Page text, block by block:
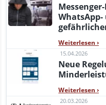
WhatsApp-
Weiterlesen ›
15.04.2026
Neue
Weiterlesen ›
20.03.2026